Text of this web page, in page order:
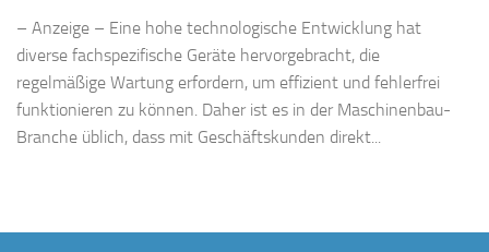
– Anzeige – Eine hohe technologische Entwicklung hat
diverse fachspezifische Geräte hervorgebracht, die
regelmäßige Wartung erfordern, um effizient und fehlerfrei
funktionieren zu können. Daher ist es in der Maschinenbau-
Branche üblich, dass mit Geschäftskunden direkt...